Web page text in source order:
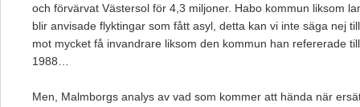
och förvärvat Västersol för 4,3 miljoner. Habo kommun liksom
blir anvisade flyktingar som fått asyl, detta kan vi inte säga nej
mot mycket få invandrare liksom den kommun han refererade
1988…
Men, Malmborgs analys av vad som kommer att hända när